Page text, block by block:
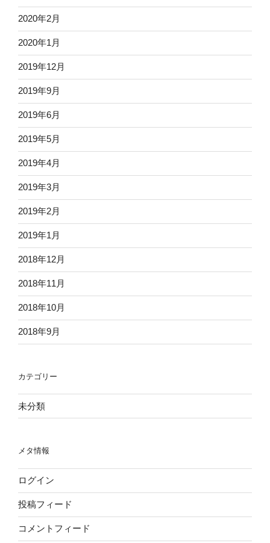
2020年2月
2020年1月
2019年12月
2019年9月
2019年6月
2019年5月
2019年4月
2019年3月
2019年2月
2019年1月
2018年12月
2018年11月
2018年10月
2018年9月
カテゴリー
未分類
メタ情報
ログイン
投稿フィード
コメントフィード